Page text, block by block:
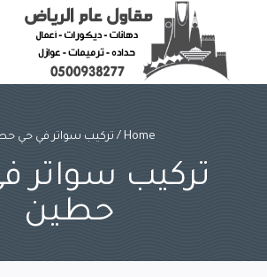
content
Home
/ تركيب سواتر في حي
تركيب سواتر
حطين